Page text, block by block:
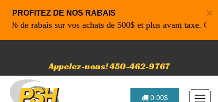
×
PROFITEZ DE NOS RABAIS
rabais sur vos achats de 500$ et plus avant taxe. Code
Appelez-nous! 450-462-9767
0.00$